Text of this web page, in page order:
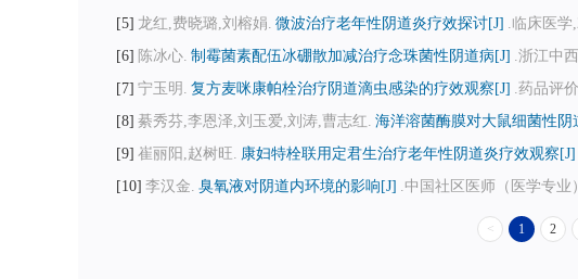
5 龙红,费晓璐,刘榕娟. 微波治疗老年性阴道炎疗效探讨[J] .临床医学
6
陈冰心. 制霉菌素配伍冰硼散加减治疗念珠菌性阴道病[J] .浙江中
7 宁玉明. 复方麦咪康帕栓治疗阴道滴虫感染的疗效观察[J] .药品评
8 綦秀芬,李恩泽,刘玉爱,刘涛,曹志红. 海洋溶菌酶膜对大鼠细菌性阴
9 崔丽阳,赵树旺. 康妇特栓联用定君生治疗老年性阴道炎疗效观察[J]
10 李汉金. 臭氧液对阴道内环境的影响[J] .中国社区医师（医学专业
< 1 2